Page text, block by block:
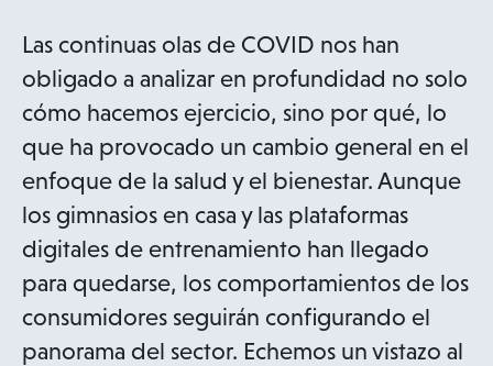
Las continuas olas de COVID nos han
obligado a analizar en profundidad no solo
cómo hacemos ejercicio, sino por qué, lo
que ha provocado un cambio general en el
enfoque de la salud y el bienestar. Aunque
los gimnasios en casa y las plataformas
digitales de entrenamiento han llegado
para quedarse, los comportamientos de los
consumidores seguirán configurando el
panorama del sector. Echemos un vistazo al